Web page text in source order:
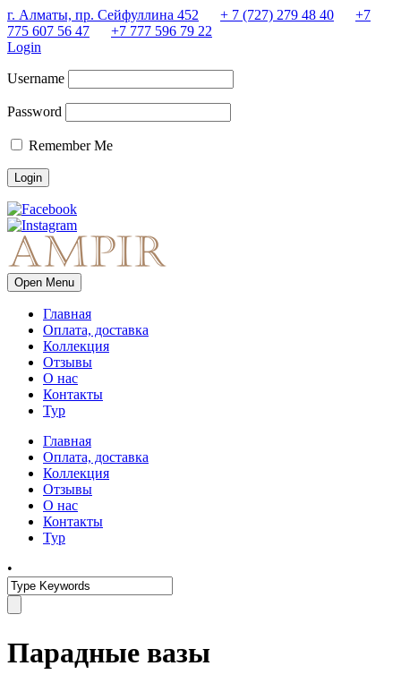
г. Алматы, пр. Сейфуллина 452 + 7 (727) 279 48 40
+7
775 607 56 47
+7 777 596 79 22
Login
Username
Password
Remember Me
Open Menu
Главная
Оплата, доставка
Коллекция
Отзывы
О нас
Контакты
Тур
Главная
Оплата, доставка
Коллекция
Отзывы
О нас
Контакты
Тур
•
Парадные вазы